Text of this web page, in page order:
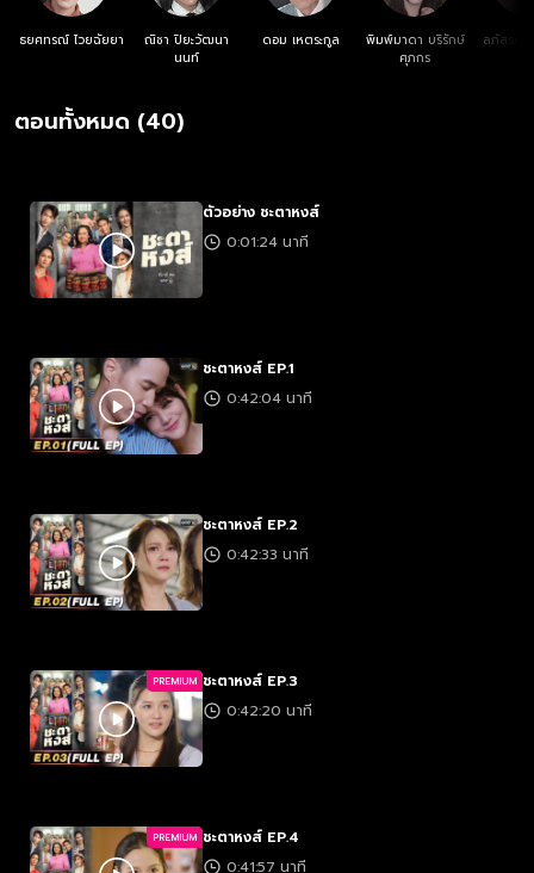
ธยศทรณ์ ไวยฉัยยา
ณิชา ปิยะวัฒนา
นนท์
ดอม เหตระกูล
พิมพ์มาดา บริรักษ์
ศุภกร
ลภัสรดา
ตอนทั้งหมด (40)
ตัวอย่าง ชะตาหงส์
0:01:24 นาที
ชะตาหงส์ EP.1
0:42:04 นาที
ชะตาหงส์ EP.2
0:42:33 นาที
PREMIUM ชะตาหงส์ EP.3
0:42:20 นาที
PREMIUM ชะตาหงส์ EP.4
0:41:57 นาที